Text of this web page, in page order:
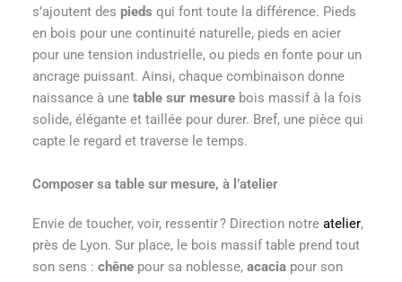
s’ajoutent des pieds qui font toute la différence. Pieds
en bois pour une continuité naturelle, pieds en acier
pour une tension industrielle, ou pieds en fonte pour un
ancrage puissant. Ainsi, chaque combinaison donne
naissance à une table sur mesurebois massif à la fois
solide, élégante et taillée pour durer. Bref, une pièce qui
capte le regard et traverse le temps.
Composer sa table sur mesure, à l’atelier
Envie de toucher, voir, ressentir ? Direction notre atelier,
près de Lyon. Sur place, le bois massif table prend tout
son sens : chênepour sa noblesse, acaciapour son